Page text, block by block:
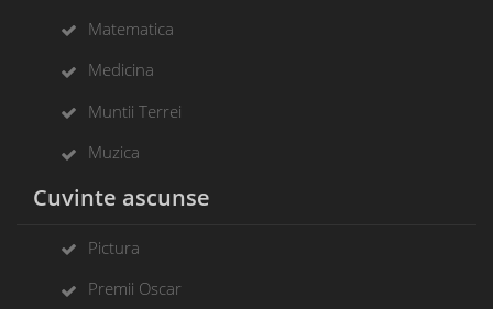
Matematica
Medicina
Muntii Terrei
Muzica
Cuvinte ascunse
Pictura
Premii Oscar